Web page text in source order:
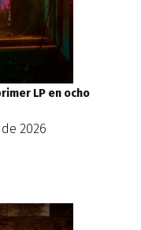
LP en ocho
2026